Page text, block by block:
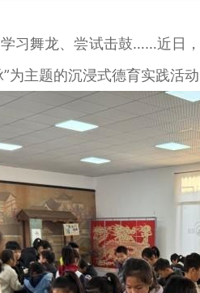
舞龙、尝试击鼓……近日，
主题的沉浸式德育实践活动